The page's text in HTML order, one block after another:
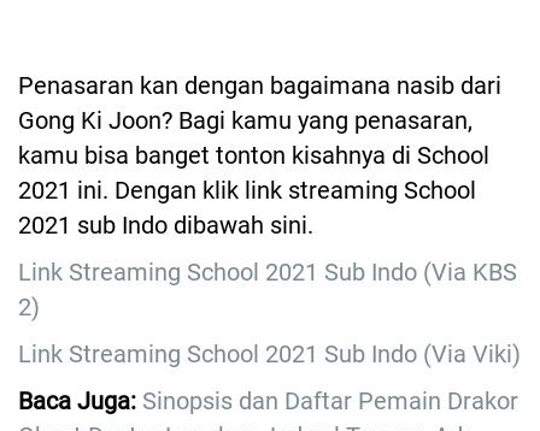
Penasaran kan dengan bagaimana nasib dari
Gong Ki Joon? Bagi kamu yang penasaran,
kamu bisa banget tonton kisahnya di School
2021 ini. Dengan klik link streaming School
2021 sub Indo dibawah sini.
Link Streaming School 2021 Sub Indo (Via KBS
2)
Link Streaming School 2021 Sub Indo (Via Viki)
Baca Juga: Sinopsis dan Daftar Pemain Drakor